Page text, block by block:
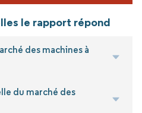
le rapport répond
des machines à
du marché des